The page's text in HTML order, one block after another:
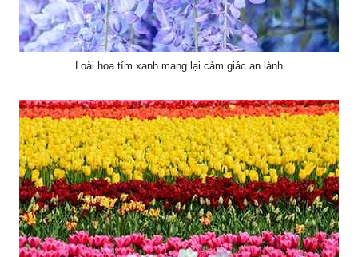
Loài hoa tím xanh mang lại cảm giác an lành